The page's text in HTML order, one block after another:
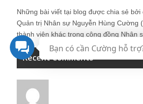
Những bài viết tại blog được chia sẻ bởi
Quản trị Nhân sự Nguyễn Hùng Cường (
thành viên khác trong cộng đồng Nhân
Recent Comments
Bạn có cần Cường hỗ